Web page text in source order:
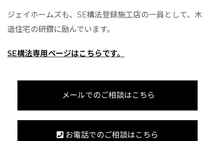
ジェイホームズも、SE構法登録施工店の一員として、木
造住宅の研鑽に励んでいます。
SE構法専用ページはこちらです。
メールでのご相談はこちら
お電話でのご相談はこちら